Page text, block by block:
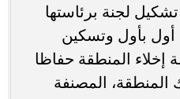
لجنة برئاستها
بأول وتسكين
المنطقة حفاظا
المنطقة، المصنفة